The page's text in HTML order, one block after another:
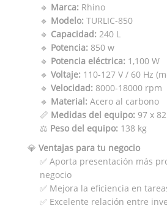
🔹 Marca: Rhino
🔹 Modelo: TURLIC-850
🔹 Capacidad: 240 L
🔹 Potencia: 850 w
🔹 Potencia eléctrica: 1,100 W
🔹 Voltaje: 110-127 V / 60 Hz
🔹 Velocidad: 8000-18000 rpm
🔹 Material: Acero al carbono
📏 Medidas del equipo: 97 x
⚖️ Peso del equipo: 138 kg
💎 Ventajas para tu negocio
✅ Aporta presentación más
negocio
✅ Mejora la eficiencia en
✅ Excelente relación entre